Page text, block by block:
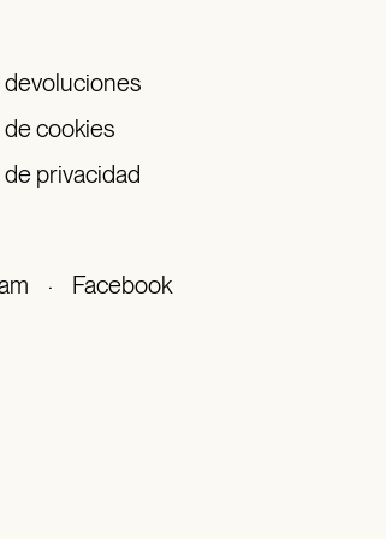
devoluciones
de cookies
privacidad
· Facebook